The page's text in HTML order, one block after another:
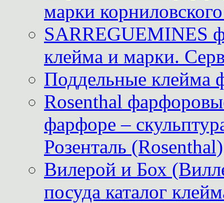
марки
SARREGUEMINES
клейма и марки.
Поддельные клейма
Rosenthal
фарфоре –
Розенталь (Rosenthal)
Вилерой и Бох
посуда каталог